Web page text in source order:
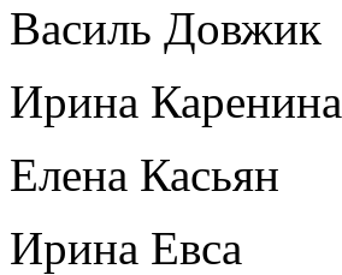
Василь Довжик
Ирина Каренина
Елена Касьян
Ирина Евса